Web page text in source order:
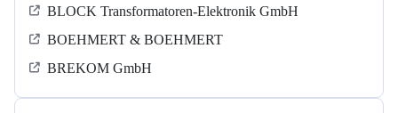
BLOCK Transformatoren-Elektronik GmbH
BOEHMERT & BOEHMERT
BREKOM GmbH